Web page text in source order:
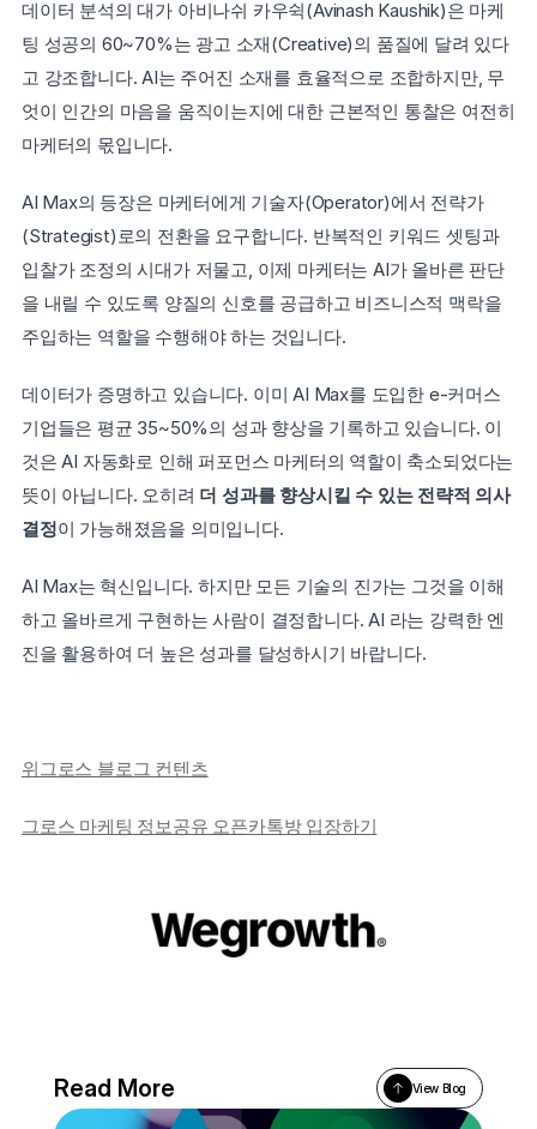
데이터 분석의 대가 아비나쉬 카우쉭(Avinash Kaushik)은 마케
팅 성공의 60~70%는 광고 소재(Creative)의 품질에 달려 있다
고 강조합니다. AI는 주어진 소재를 효율적으로 조합하지만, 무
엇이 인간의 마음을 움직이는지에 대한 근본적인 통찰은 여전히
마케터의 몫입니다.
AI Max의 등장은 마케터에게 기술자(Operator)에서 전략가
(Strategist)로의 전환을 요구합니다. 반복적인 키워드 셋팅과
입찰가 조정의 시대가 저물고, 이제 마케터는 AI가 올바른 판단
을 내릴 수 있도록 양질의 신호를 공급하고 비즈니스적 맥락을
주입하는 역할을 수행해야 하는 것입니다.
데이터가 증명하고 있습니다. 이미 AI Max를 도입한 e-커머스
기업들은 평균 35~50%의 성과 향상을 기록하고 있습니다. 이
것은 AI 자동화로 인해 퍼포먼스 마케터의 역할이 축소되었다는
뜻이 아닙니다. 오히려 더 성과를 향상시킬 수 있는 전략적 의사
결정이 가능해졌음을 의미입니다.
AI Max는 혁신입니다. 하지만 모든 기술의 진가는 그것을 이해
하고 올바르게 구현하는 사람이 결정합니다. AI 라는 강력한 엔
진을 활용하여 더 높은 성과를 달성하시기 바랍니다.
위그로스 블로그 컨텐츠
그로스 마케팅 정보공유 오픈카톡방 입장하기
Read More View Blog